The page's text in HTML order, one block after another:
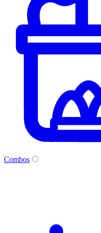
Combos